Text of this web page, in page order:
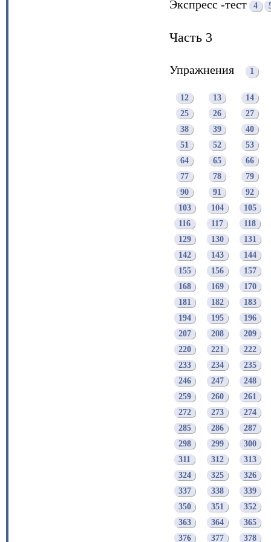
Экспресс -тест 4
Часть 3
Упражнения 1
12 13
14
25
26
27
38
39
40
51
52
53
64
65
66
77
78
79
90
91
92
103
104
105
116
117
118
129
130
131
142
143
144
155
156
157
168
169
170
181
182
183
194
195
196
207
208
209
220
221
222
233
234
235
246
247
248
259
260
261
272
273
274
285
286
287
298
299
300
311
312
313
324
325
326
337
338
339
350
351
352
363
364
365
376
377 378